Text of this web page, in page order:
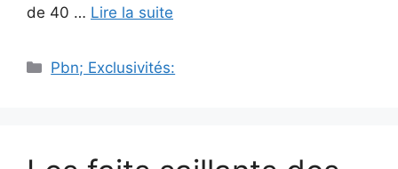
de 40 … Lire la suite
Catégories
Pbn; Exclusivités: